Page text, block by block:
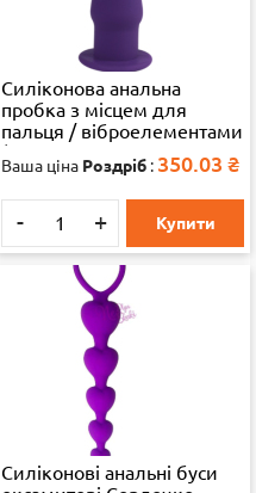
Силіконова анальна
пробка з місцем для
пальця / віброелементами
(2.5, 6.0, Силікон,
Бузковий)
Ваша ціна Роздріб : 350.03 ₴
- + Купити
Силіконові анальні буси